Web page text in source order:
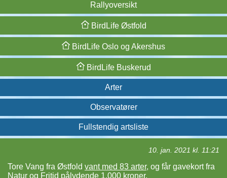
Rallyoversikt
BirdLifeØstfold
BirdLife Oslo og Akershus
BirdLifeBuskerud
Arter
Observatører
Fullstendig artsliste
10. jan. 2021 kl. 11:21
Tore Vang fra Østfold vant med 83 arter, og får gavekort fra
Natur og Fritid pålydende 1.000 kroner.